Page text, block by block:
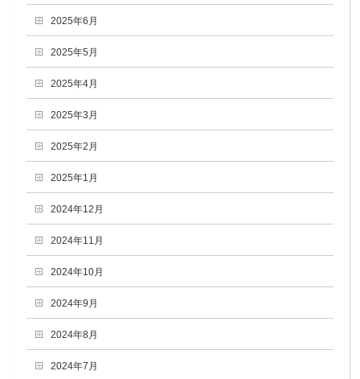
2025年6月
2025年5月
2025年4月
2025年3月
2025年2月
2025年1月
2024年12月
2024年11月
2024年10月
2024年9月
2024年8月
2024年7月